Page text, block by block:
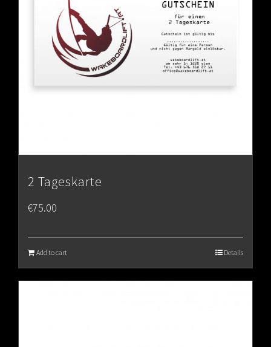
2 Tageskarte
€75.00
Add to cart Details